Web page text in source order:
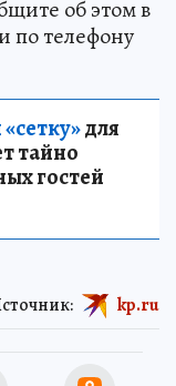
об этом в
по телефону
для
тайно
гостей
kp.ru